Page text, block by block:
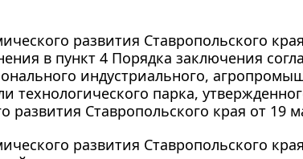
развития Ставропольского
в пункт 4 Порядка заключения
индустриального,
технологического парка,
развития Ставропольского края от 19
развития Ставропольского